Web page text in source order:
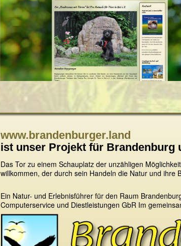
www.brandenburger.land
ist unser Projekt für Brandenburg
Das Tor zu einem Schauplatz der unzähligen
willkommen, der durch sein Handeln die Natur und
Ein Natur- und Erlebnisführer für den Raum
Computerservice und Diestleistungen GbR Im